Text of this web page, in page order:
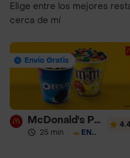
Elige entre los mejores
cerca de mí
Envío Gratis
McDonald's Postres
25 min · ENVÍO GRATIS
4.4